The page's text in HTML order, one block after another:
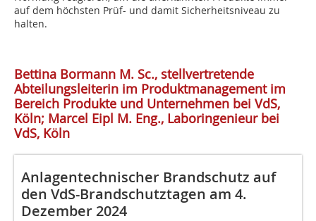
auf dem höchsten Prüf- und damit Sicherheitsniveau zu
halten.
Bettina Bormann M. Sc., stellvertretende
Abteilungsleiterin im Produktmanagement im
Bereich Produkte und Unternehmen bei VdS,
Köln; Marcel Eipl M. Eng., Laboringenieur bei
VdS, Köln
Anlagentechnischer Brandschutz auf
den VdS-Brandschutztagen am 4.
Dezember 2024